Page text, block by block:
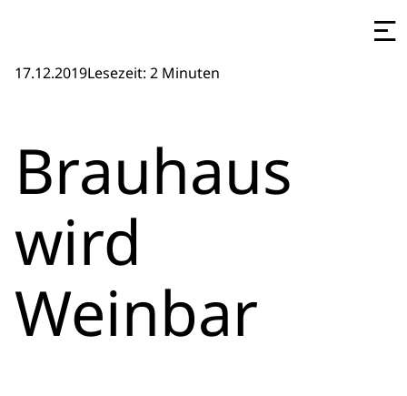
17.12.2019Lesezeit: 2 Minuten
Brauhaus
wird
Weinbar